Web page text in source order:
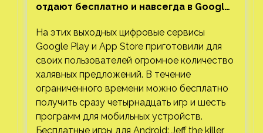
отдают бесплатно и навсегда в Google
загрузок
На этих выходных цифровые сервисы
Google Play и App Store приготовили для
своих пользователей огромное количество
халявных предложений. В течение
ограниченного времени можно бесплатно
получить сразу четырнадцать игр и шесть
программ для мобильных устройств.
Бесплатные игры для Android: Jeff the killer